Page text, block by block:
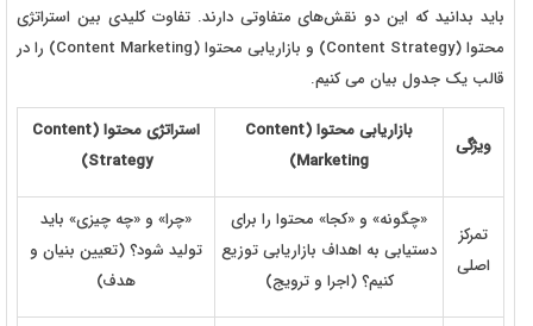
باید بدانید که این دو نقش‌های متفاوتی دارند. تفاوت کلیدی بین استراتژی
محتوا (Content Strategy) و بازاریابی محتوا (Content Marketing) را در
قالب یک جدول بیان می کنیم.
ویژگی
بازاریابی محتوا (Content
Marketing)
استراتژی محتوا (Content
Strategy)
تمرکز
اصلی
«چگونه» و «کجا» محتوا را برای
دستیابی به اهداف بازاریابی توزیع
کنیم؟ (اجرا و ترویج)
«چرا» و «چه چیزی» باید
تولید شود؟ (تعیین بنیان و
هدف)